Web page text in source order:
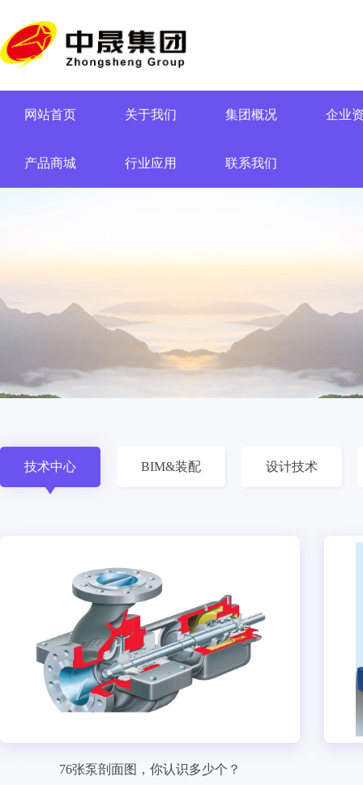
网站首页 关于我们 集团概况 企业
产品商城 行业应用 联系我们
技术中心 BIM&装配 设计技术
76张泵剖面图，你认识多少个？